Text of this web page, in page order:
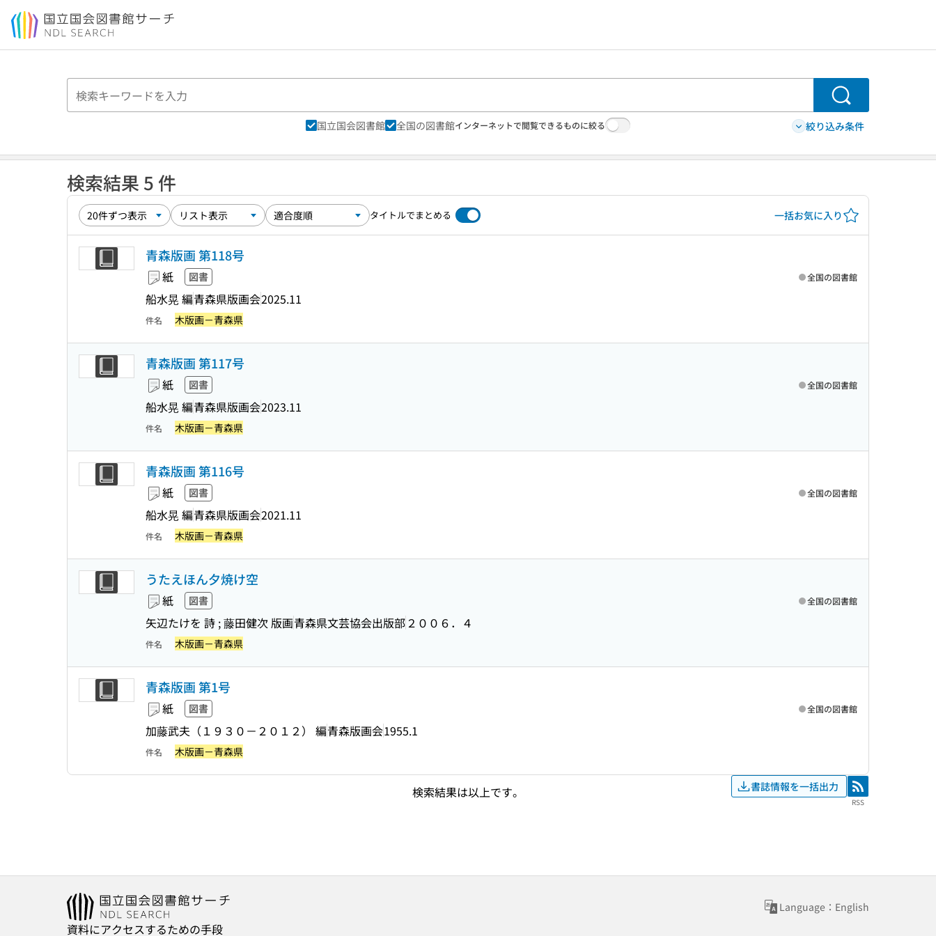
本文へ移動
検索
国立国会図書館 全国の図書館インターネットで閲覧できるものに絞る 絞り込み条件
検索結果 5 件
タイトルでまとめる 一括お気に入り
青森版画 第118号
紙 図書
船水晃 編青森県版画会2025.11
全国の図書館
件名 木版画－青森県
青森版画 第117号
紙 図書
船水晃 編青森県版画会2023.11
全国の図書館
件名 木版画－青森県
青森版画 第116号
紙 図書
船水晃 編青森県版画会2021.11
全国の図書館
件名 木版画－青森県
うたえほん夕焼け空
紙 図書
矢辺たけを 詩 ; 藤田健次 版画青森県文芸協会出版部 ２００６．４
全国の図書館
件名 木版画－青森県
青森版画 第1号
紙 図書
加藤武夫（１９３０－２０１２） 編青森版画会1955.1
全国の図書館
件名 木版画－青森県
検索結果は以上です。 書誌情報を一括出力 RSS
RSS
Language：English
資料にアクセスするための手段